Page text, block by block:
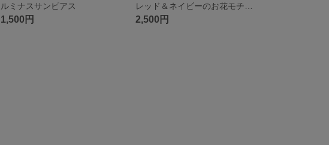
ルミナスサンピアス
1,500円 2,500円